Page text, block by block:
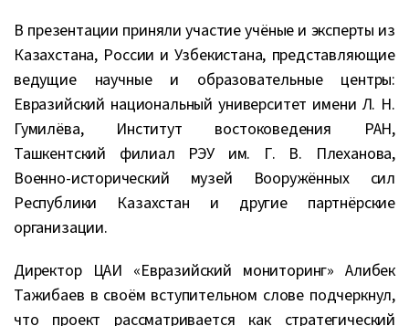
В презентации приняли участие учёные и эксперты из
Казахстана, России и Узбекистана, представляющие
ведущие научные и образовательные центры:
Евразийский национальный университет имени Л. Н.
Гумилёва, Институт востоковедения РАН,
Ташкентский филиал РЭУ им. Г. В. Плеханова,
Военно-исторический музей Вооружённых сил
Республики Казахстан и другие партнёрские
организации.
Директор ЦАИ «Евразийский мониторинг» Алибек
Тажибаев в своём вступительном слове подчеркнул,
что проект рассматривается как стратегический